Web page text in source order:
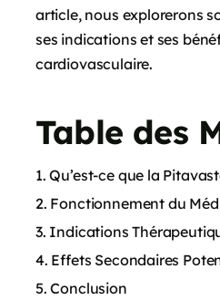
article, nous explorerons
ses indications et ses
cardiovasculaire.
Table des
Qu’est-ce que la
Fonctionnement du
Indications
Effets Secondaires
Conclusion